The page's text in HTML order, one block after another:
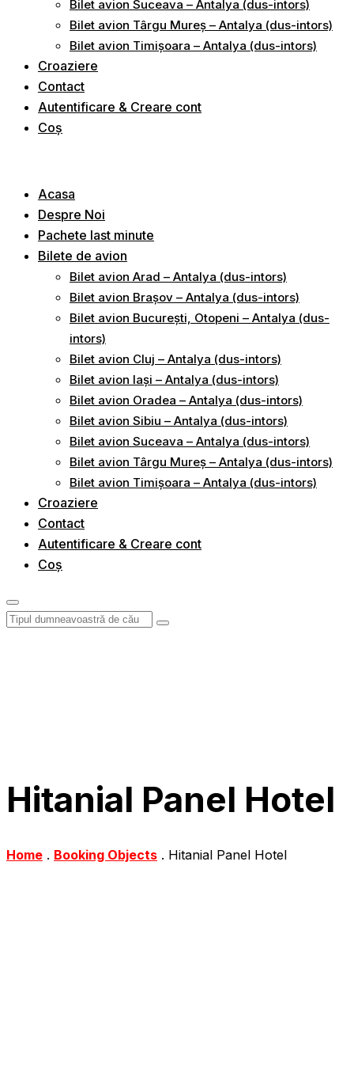
Bilet avion Suceava – Antalya (dus-intors)
Bilet avion Târgu Mureș – Antalya (dus-intors)
Bilet avion Timișoara – Antalya (dus-intors)
Croaziere
Contact
Autentificare & Creare cont
Coș
Acasa
Despre Noi
Pachete last minute
Bilete de avion
Bilet avion Arad – Antalya (dus-intors)
Bilet avion Brașov – Antalya (dus-intors)
Bilet avion București, Otopeni – Antalya (dus-
intors)
Bilet avion Cluj – Antalya (dus-intors)
Bilet avion Iași – Antalya (dus-intors)
Bilet avion Oradea – Antalya (dus-intors)
Bilet avion Sibiu – Antalya (dus-intors)
Bilet avion Suceava – Antalya (dus-intors)
Bilet avion Târgu Mureș – Antalya (dus-intors)
Bilet avion Timișoara – Antalya (dus-intors)
Croaziere
Contact
Autentificare & Creare cont
Coș
Hitanial Panel Hotel
Home . Booking Objects . Hitanial Panel Hotel